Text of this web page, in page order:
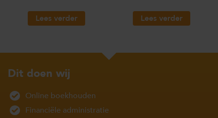
Lees verder Lees verder
Dit doen wij
Online boekhouden
Financiële administratie